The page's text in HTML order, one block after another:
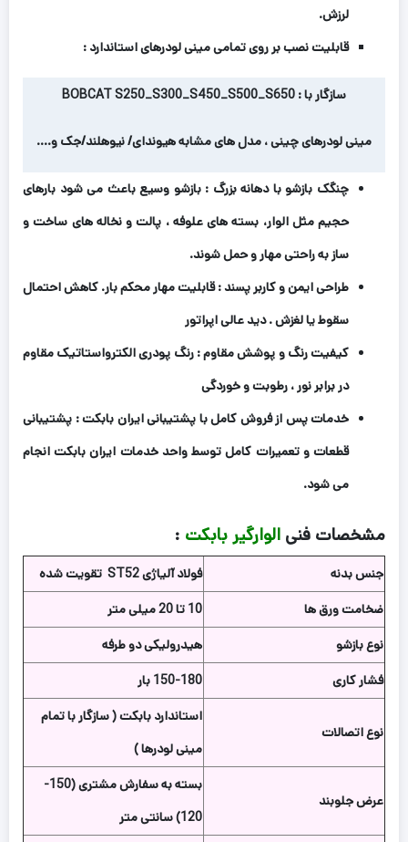
لرزش.
قابلیت نصب بر روی تمامی مینی لودرهای استاندارد :
سازگار با : BOBCAT S250_S300_S450_S500_S650
مینی لودرهای چینی ، مدل های مشابه هیوندای/ نیوهلند/جک و….
چنگک بازشو با دهانه بزرگ : بازشو وسیع باعث می شود بارهای
حجیم مثل الوار، بسته های علوفه ، پالت و نخاله های ساخت و
ساز به راحتی مهار و حمل شوند.
طراحی ایمن و کاربر پسند : قابلیت مهار محکم بار. کاهش احتمال
سقوط یا لغزش . دید عالی اپراتور
کیفیت رنگ و پوشش مقاوم : رنگ پودری الکترواستاتیک مقاوم
در برابر نور ، رطوبت و خوردگی
خدمات پس از فروش کامل با پشتیبانی ایران بابکت : پشتیبانی
قطعات و تعمیرات کامل توسط واحد خدمات ایران بابکت انجام
می شود.
مشخصات فنی الوارگیر بابکت :
جنس بدنه
فولاد آلیاژی ST52 تقویت شده
ضخامت ورق ها
10 تا 20 میلی متر
نوع بازشو
هیدرولیکی دو طرفه
فشار کاری
150-180 بار
نوع اتصالات
استاندارد بابکت ( سازگار با تمام
مینی لودرها )
عرض جلوبند
بسته به سفارش مشتری (150-
120) سانتی متر